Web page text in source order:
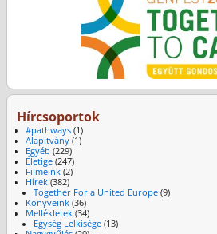
Hírcsoportok
#pathways(1)
Alapítvány(1)
Egyéb (229)
Életige(247)
Filmeink(2)
Hírek(382)
Together For a United Europe (9)
Könyveink(36)
Mellékletek(34)
Egység Lelkisége (13)